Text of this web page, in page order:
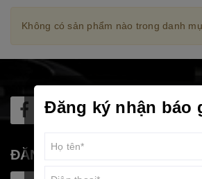
Không có sản phẩm nào trong danh
ĐĂNG KÝ NHẬN TIN
Đăng ký nhận báo